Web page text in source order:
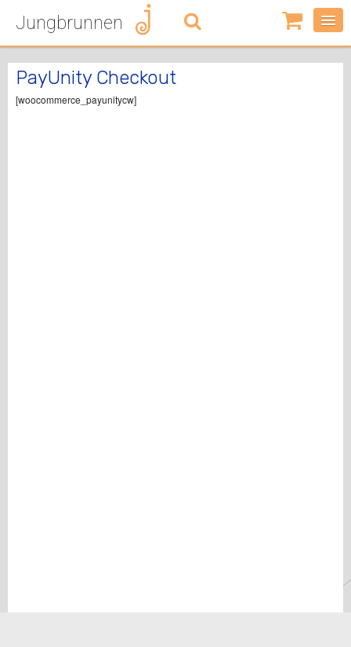
Jungbrunnen
0
Artikel
-
PayUnity Checkout
[woocommerce_payunitycw]